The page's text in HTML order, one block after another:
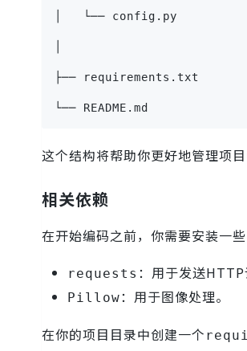
│   └── config.py             #
├── requirements.txt
└── README.md
这个结构将帮助你更好地管理项
相关依赖
在开始编码之前，你需要安装一
requests ：用于发送HTTP
Pillow：用于图像处理。
在你的项目目录中创建一个